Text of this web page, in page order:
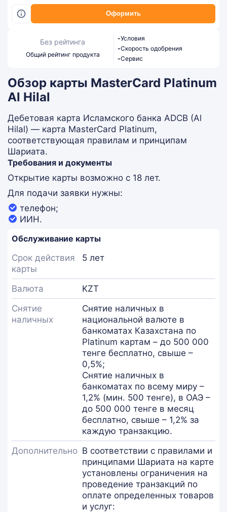
Оформить
Без рейтинга
Общий рейтинг продукта
-Условия
-Скорость одобрения
-Сервис
Обзор карты MasterCard Platinum
Al Hilal
Дебетовая карта Исламского банка ADCB (Al
Hilal) — карта MasterCard Platinum,
соответствующая правилам и принципам
Шариата.
Требования и документы
Открытие карты возможно с 18 лет.
Для подачи заявки нужны:
телефон;
ИИН.
Обслуживание карты
Срок действия
карты
5 лет
Валюта
KZT
Снятие
наличных
Снятие наличных в
национальной валюте в
банкоматах Казахстана по
Platinum картам –​ до 500 000
тенге бесплатно, свыше –
0,5%;
Снятие наличных в
банкоматах по всему миру –
1,2% (мин. 500 тенге), в ОАЭ –
до 500 000 тенге в месяц
бесплатно, свыше – 1,2% за
каждую транзакцию.
Дополнительно В соответствии с правилами и
принципами Шариата на карте
установлены ограничения на
проведение транзакций по
оплате определенных товаров
и услуг: